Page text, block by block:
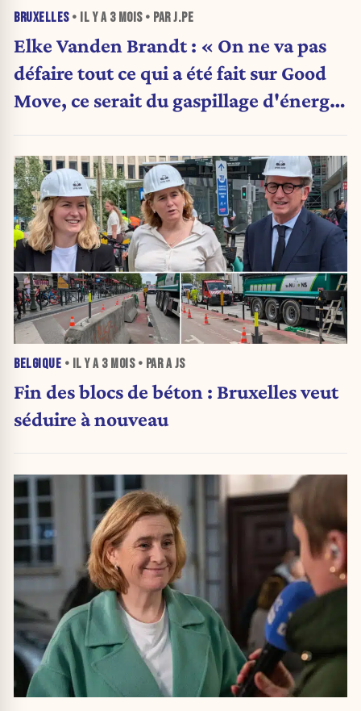
BRUXELLES• IL Y A 3 MOIS• PAR J.PE
Elke Vanden Brandt : « On ne va pas
défaire tout ce qui a été fait sur Good
Move, ce serait du gaspillage d'énergie
BELGIQUE • IL Y A 3 MOIS• PAR A JS
Fin des blocs de béton : Bruxelles veut
séduire à nouveau